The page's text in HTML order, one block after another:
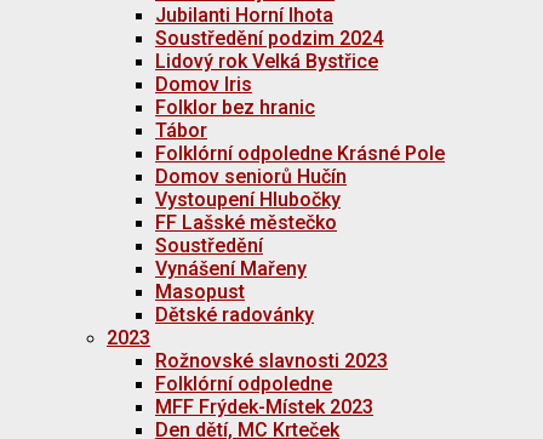
Jubilanti Horní lhota
Soustředění podzim 2024
Lidový rok Velká Bystřice
Domov Iris
Folklor bez hranic
Tábor
Folklórní odpoledne Krásné Pole
Domov seniorů Hučín
Vystoupení Hlubočky
FF Lašské městečko
Soustředění
Vynášení Mařeny
Masopust
Dětské radovánky
2023
Rožnovské slavnosti 2023
Folklórní odpoledne
MFF Frýdek-Místek 2023
Den dětí, MC Krteček